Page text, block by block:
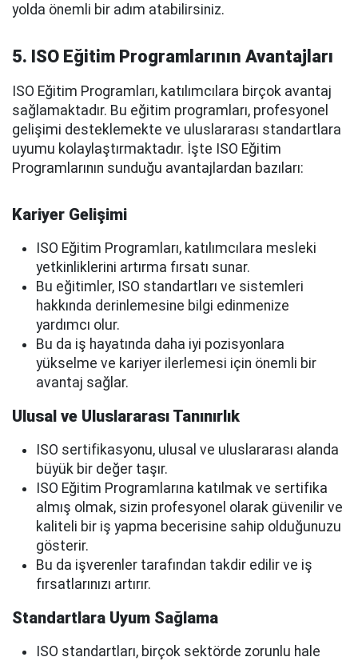
yolda önemli bir adım atabilirsiniz.
5. ISO Eğitim Programlarının Avantajları
ISO Eğitim Programları, katılımcılara birçok avantaj
sağlamaktadır. Bu eğitim programları, profesyonel
gelişimi desteklemekte ve uluslararası standartlara
uyumu kolaylaştırmaktadır. İşte ISO Eğitim
Programlarının sunduğu avantajlardan bazıları:
Kariyer Gelişimi
ISO Eğitim Programları, katılımcılara mesleki
yetkinliklerini artırma fırsatı sunar.
Bu eğitimler, ISO standartları ve sistemleri
hakkında derinlemesine bilgi edinmenize
yardımcı olur.
Bu da iş hayatında daha iyi pozisyonlara
yükselme ve kariyer ilerlemesi için önemli bir
avantaj sağlar.
Ulusal ve Uluslararası Tanınırlık
ISO sertifikasyonu, ulusal ve uluslararası alanda
büyük bir değer taşır.
ISO Eğitim Programlarına katılmak ve sertifika
almış olmak, sizin profesyonel olarak güvenilir ve
kaliteli bir iş yapma becerisine sahip olduğunuzu
gösterir.
Bu da işverenler tarafından takdir edilir ve iş
fırsatlarınızı artırır.
Standartlara Uyum Sağlama
ISO standartları, birçok sektörde zorunlu hale